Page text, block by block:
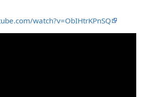
watch?v=ObIHtrKPnSQ